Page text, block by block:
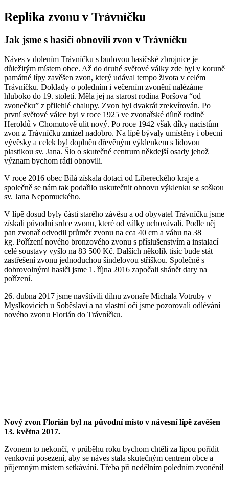
Replika zvonu v Trávníčku
Jak jsme s hasiči obnovili zvon v Trávníčku
Náves v dolením Trávníčku s budovou hasičské zbrojnice je
důležitým místem obce. Až do druhé světové války zde byl v koruně
památné lípy zavěšen zvon, který udával tempo života v celém
Trávníčku. Doklady o poledním i večerním zvonění nalézáme
hluboko do 19. století. Měla jej na starost rodina Poršova “od
zvonečku” z přilehlé chalupy. Zvon byl dvakrát zrekvírován. Po
první světové válce byl v roce 1925 ve zvonařské dílně rodině
Heroldů v Chomutově ulit nový. Po roce 1942 však díky nacistům
zvon z Trávníčku zmizel nadobro. Na lípě bývaly umístěny i obecní
vývěsky a celek byl doplněn dřevěným výklenkem s lidovou
plastikou sv. Jana. Šlo o skutečné centrum někdejší osady jehož
význam bychom rádi obnovili.
V roce 2016 obec Bílá získala dotaci od Libereckého kraje a
společně se nám tak podařilo uskutečnit obnovu výklenku se soškou
sv. Jana Nepomuckého.
V lípě dosud byly části starého závěsu a od obyvatel Trávníčku jsme
získali původní srdce zvonu, které od války uchovávali. Podle něj
pan zvonař odvodil průměr zvonu na cca 40 cm a váhu na 38
kg. Pořízení nového bronzového zvonu s příslušenstvím a instalací
celé soustavy vyšlo na 83 500 Kč. Dalších několik tisíc bude stát
zastřešení zvonu jednoduchou šindelovou stříškou. Společně s
dobrovolnými hasiči jsme 1. října 2016 započali shánět dary na
pořízení.
26. dubna 2017 jsme navštívili dílnu zvonaře Michala Votruby v
Myslkovicích u Soběslavi a na vlastní oči jsme pozorovali odlévání
nového zvonu Florián do Trávníčku.
Nový zvon Florián byl na původní místo v návesní lípě zavěšen
13. května 2017.
Zvonem to nekončí, v průběhu roku bychom chtěli za lipou pořídit
venkovní posezení, aby se náves stala skutečným centrem obce a
příjemným místem setkávání. Třeba při nedělním poledním zvonění!